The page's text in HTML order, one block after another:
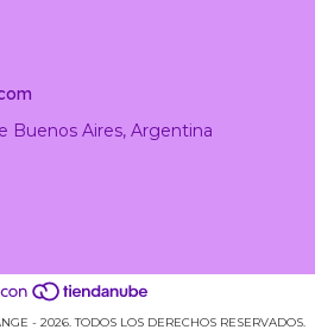
Buenos Aires, Argentina
- 2026. TODOS LOS DERECHOS RESERVADOS.